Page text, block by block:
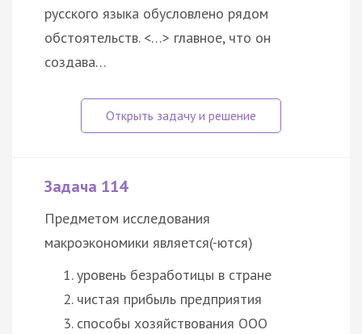
русского языка обусловлено рядом
обстоятельств. <…> главное, что он
создава…
Задача 114
Предметом исследования
макроэкономики является(-ются)
уровень безработицы в стране
чистая прибыль предприятия
способы хозяйствования ООО